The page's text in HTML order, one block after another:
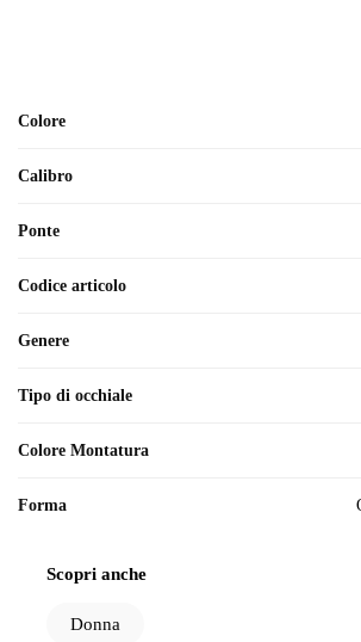
Colore
Calibro
Ponte
Codice articolo
Genere
Tipo di occhiale
Colore Montatura
Forma
Scopri anche
Donna